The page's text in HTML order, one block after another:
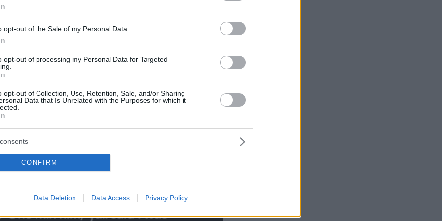
opt-out of the Sale of my Personal Data.
opt-out of processing my Personal Data for Targeted
opt-out of Collection, Use, Retention, Sale, and/or Sharing
Data that Is Unrelated with the Purposes for which it
CONFIRM
Data Deletion Data Access Privacy Policy
πληρώνεστε για να με παρενοχλείτε; Γιατί
κάθε μέρα;».